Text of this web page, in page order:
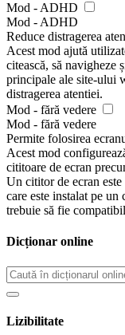
Mod - ADHD
Mod - ADHD
Reduce distragerea
Acest mod ajută
citească, să navigheze
principale ale site-ului
distragerea atentiei.
Mod - fără vedere
Mod - fără vedere
Permite folosirea
Acest mod
cititoare de ecran
Un cititor de ecran
care este instalat pe
trebuie să fie
Dicționar online
Lizibilitate